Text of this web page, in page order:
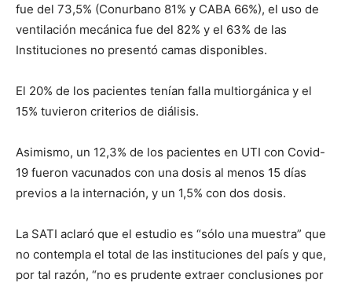
fue del 73,5% (Conurbano 81% y CABA 66%), el uso de
ventilación mecánica fue del 82% y el 63% de las
Instituciones no presentó camas disponibles.
El 20% de los pacientes tenían falla multiorgánica y el
15% tuvieron criterios de diálisis.
Asimismo, un 12,3% de los pacientes en UTI con Covid-
19 fueron vacunados con una dosis al menos 15 días
previos a la internación, y un 1,5% con dos dosis.
La SATI aclaró que el estudio es “sólo una muestra” que
no contempla el total de las instituciones del país y que,
por tal razón, “no es prudente extraer conclusiones por